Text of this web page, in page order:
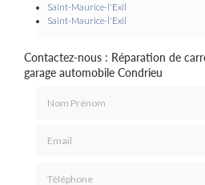
Saint-Maurice-l'Exil
Saint-Maurice-l'Exil
Contactez-nous : Réparation de
garage automobile Condrieu